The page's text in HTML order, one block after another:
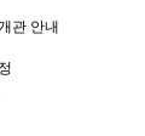
관 안내